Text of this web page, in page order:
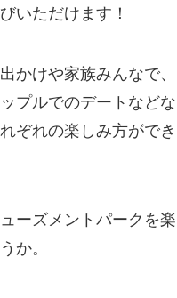
いただけます！
かけや家族みんなで
プルでのデートなど
ぞれの楽しみ方がで
ーズメントパークを
か。